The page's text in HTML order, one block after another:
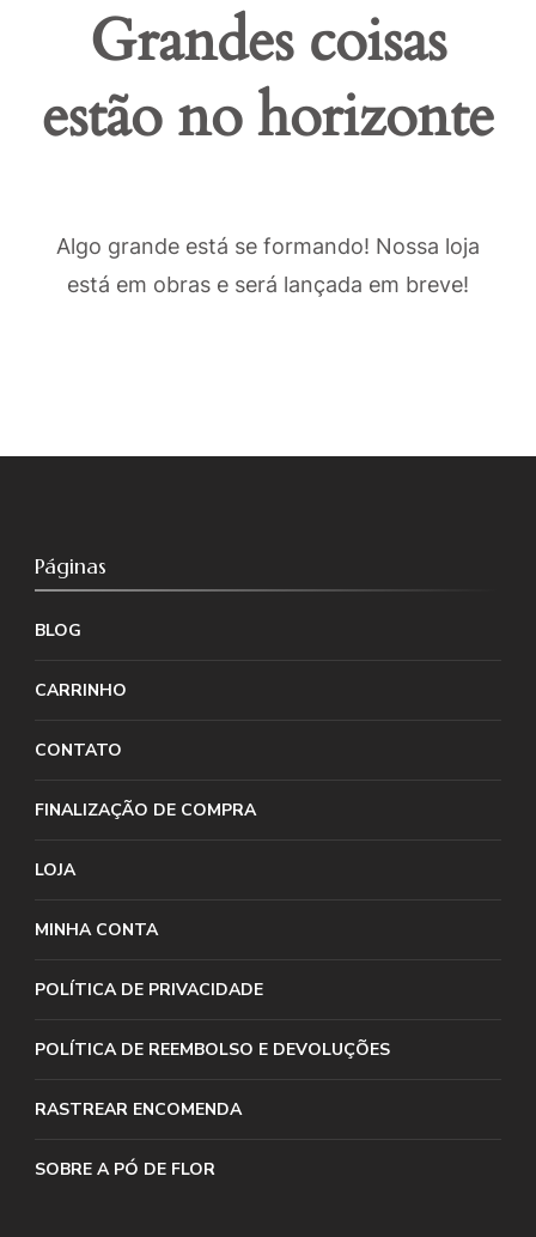
Grandes coisas
estão no horizonte
Algo grande está se formando! Nossa loja
está em obras e será lançada em breve!
Páginas
BLOG
CARRINHO
CONTATO
FINALIZAÇÃO DE COMPRA
LOJA
MINHA CONTA
POLÍTICA DE PRIVACIDADE
POLÍTICA DE REEMBOLSO E DEVOLUÇÕES
RASTREAR ENCOMENDA
SOBRE A PÓ DE FLOR